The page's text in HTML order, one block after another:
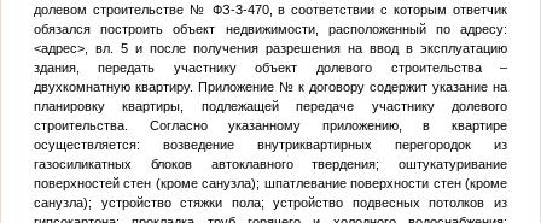
долевом строительстве № ФЗ-3-470, в соответствии с которым ответчик
обязался построить объект недвижимости, расположенный по адресу:
<адрес>, вл. 5 и после получения разрешения на ввод в эксплуатацию
здания, передать участнику объект долевого строительства –
двухкомнатную квартиру. Приложение № к договору содержит указание на
планировку квартиры, подлежащей передаче участнику долевого
строительства. Согласно указанному приложению, в квартире
осуществляется: возведение внутриквартирных перегородок из
газосиликатных блоков автоклавного твердения; оштукатуривание
поверхностей стен (кроме санузла); шпатлевание поверхности стен (кроме
санузла); устройство стяжки пола; устройство подвесных потолков из